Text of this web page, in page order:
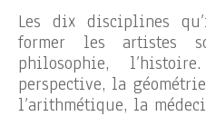
Les dix disciplines
former les artistes
philosophie,
perspective, la
l’arithmétique, la